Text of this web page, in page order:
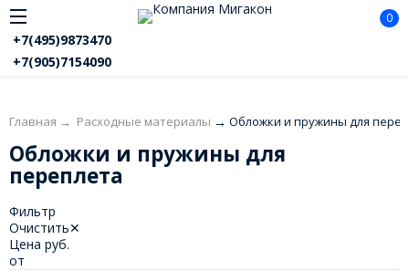
0
+7(495)9873470
+7(905)7154090
Главная → Расходные материалы → Обложки и пружины для
Обложки и пружины для
переплета
Фильтр
Очистить✕
Цена руб.
от